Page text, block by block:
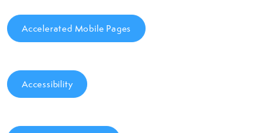
Accelerated Mobile Pages
Accessibility